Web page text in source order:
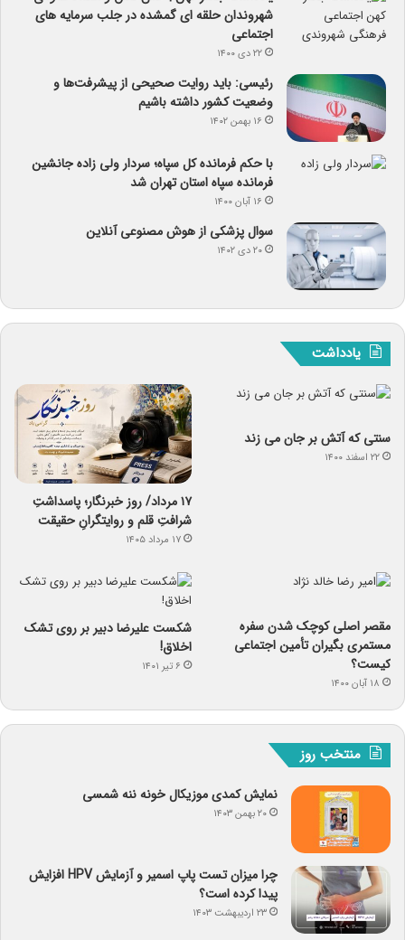
شهروندان حلقه ای گمشده در جلب سرمایه های
اجتماعی
۲۲ دی ۱۴۰۰
رئیسی: باید روایت صحیحی از پیشرفت‌ها و
وضعیت کشور داشته باشیم
۱۶ بهمن ۱۴۰۲
با حکم فرمانده کل سپاه؛ سردار ولی زاده جانشین
فرمانده سپاه استان تهران شد
۱۶ آبان ۱۴۰۰
سوال پزشکی از هوش مصنوعی آنلاین
۲۰ دی ۱۴۰۲
یادداشت
سنتی که آتش بر جان می زند
۲۲ اسفند ۱۴۰۰
۱۷ مرداد/ روز خبرنگار؛ پاسداشتِ
شرافتِ قلم و روایتگرانِ حقیقت
۱۷ مرداد ۱۴۰۵
مقصر اصلی کوچک شدن سفره
مستمری بگیران تأمین اجتماعی
کیست؟
۱۸ آبان ۱۴۰۰
شکست علیرضا دبیر بر روی تشک
اخلاق!
۶ تیر ۱۴۰۱
منتخب روز
نمایش کمدی موزیکال خونه ننه شمسی
۲۰ بهمن ۱۴۰۳
چرا میزان تست پاپ اسمیر و آزمایش HPV افزایش
پیدا کرده است؟
۲۳ اردیبهشت ۱۴۰۳